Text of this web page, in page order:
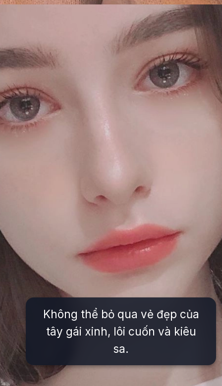
https://issiloo.edu.vn/gai-tay-xinh
Không thể bỏ qua vẻ đẹp của
tây gái xinh, lôi cuốn và kiêu
sa.